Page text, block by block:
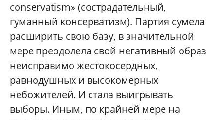
conservatism» (сострадательный,
гуманный консерватизм). Партия сумела
расширить свою базу, в значительной
мере преодолела свой негативный образ
неисправимо жестокосердных,
равнодушных и высокомерных
небожителей. И стала выигрывать
выборы. Иным, по крайней мере на